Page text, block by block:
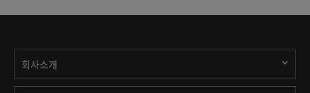
회사소개